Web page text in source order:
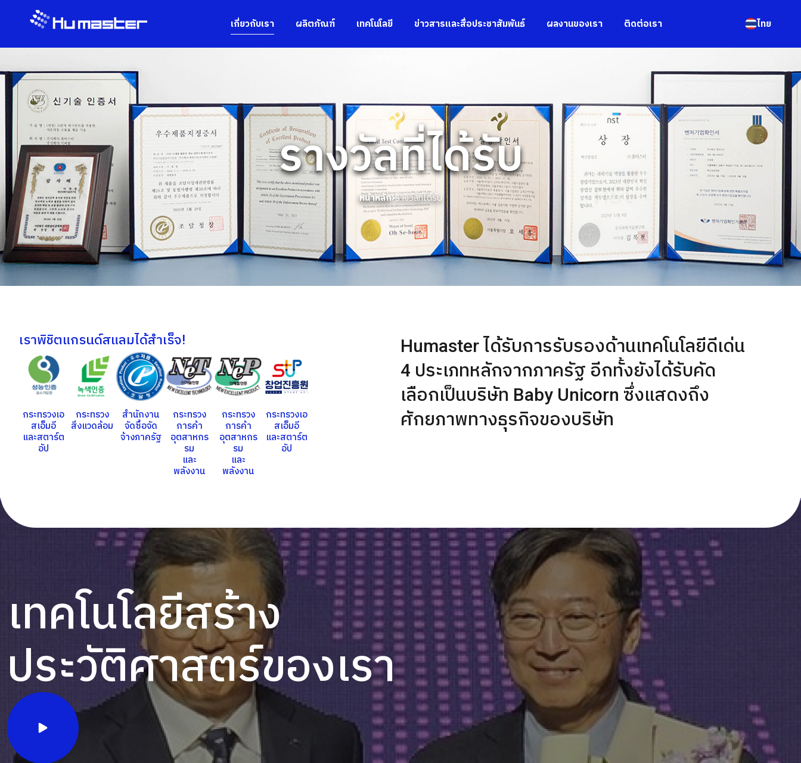
เกี่ยวกับเรา ผลิตภัณฑ์ เทคโนโลยี ข่าวสารและสื่อประชาสัมพันธ์ ผลงานของเรา ติดต่อเรา ไทย
รางวัลที่ได้รับ
หน้าหลัก รางวัลที่ได้รับ
เราพิชิตแกรนด์สแลมได้สำเร็จ!
กระทรวงเอ
สเอ็มอี
และสตาร์ต
อัป
กระทรวง
สิ่งแวดล้อม
สำนักงาน
จัดซื้อจัด
จ้างภาครัฐ
กระทรวง
การค้า
อุตสาหกร
รม
และ
พลังงาน
กระทรวง
การค้า
อุตสาหกร
รม
และ
พลังงาน
กระทรวงเอ
สเอ็มอี
และสตาร์ต
อัป
Humaster ได้รับการรับรองด้านเทคโนโลยีดีเด่น
4 ประเภทหลักจากภาครัฐ อีกทั้งยังได้รับคัด
เลือกเป็นบริษัท Baby Unicorn ซึ่งแสดงถึง
ศักยภาพทางธุรกิจของบริษัท
เทคโนโลยีสร้าง
ประวัติศาสตร์ของเรา